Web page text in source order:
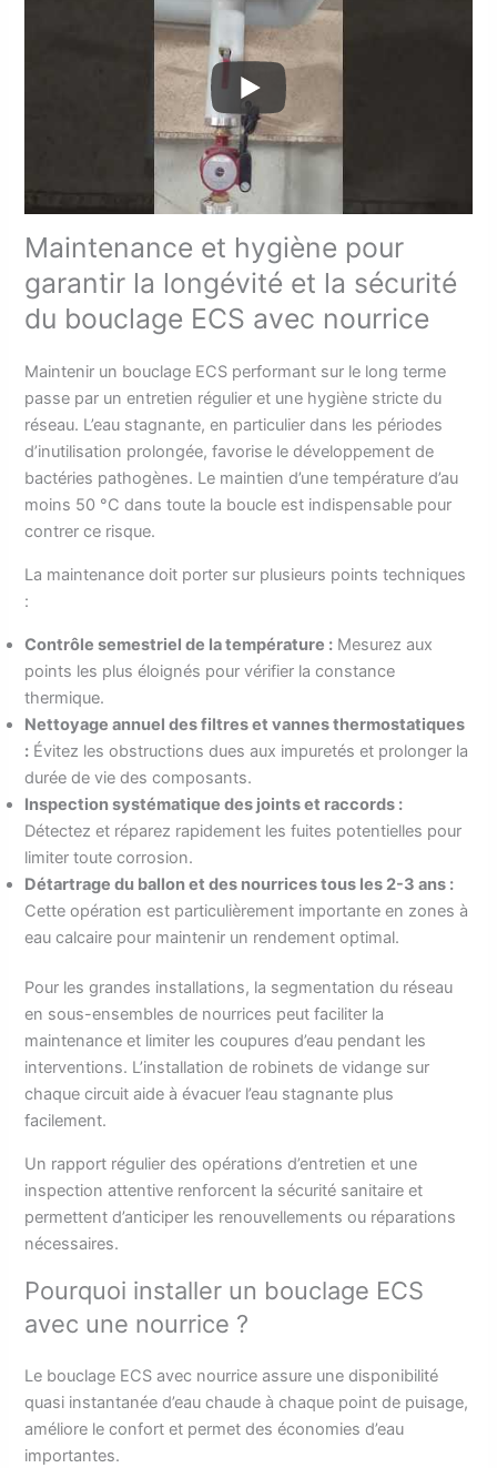
Maintenance et hygiène pour
garantir la longévité et la sécurité
du bouclage ECS avec nourrice
Maintenir un bouclage ECS performant sur le long terme
passe par un entretien régulier et une hygiène stricte du
réseau. L’eau stagnante, en particulier dans les périodes
d’inutilisation prolongée, favorise le développement de
bactéries pathogènes. Le maintien d’une température d’au
moins 50 °C dans toute la boucle est indispensable pour
contrer ce risque.
La maintenance doit porter sur plusieurs points techniques
:
Contrôle semestriel de la température : Mesurez aux
points les plus éloignés pour vérifier la constance
thermique.
Nettoyage annuel des filtres et vannes thermostatiques
: Évitez les obstructions dues aux impuretés et prolonger la
durée de vie des composants.
Inspection systématique des joints et raccords :
Détectez et réparez rapidement les fuites potentielles pour
limiter toute corrosion.
Détartrage du ballon et des nourrices tous les 2-3 ans :
Cette opération est particulièrement importante en zones à
eau calcaire pour maintenir un rendement optimal.
Pour les grandes installations, la segmentation du réseau
en sous-ensembles de nourrices peut faciliter la
maintenance et limiter les coupures d’eau pendant les
interventions. L’installation de robinets de vidange sur
chaque circuit aide à évacuer l’eau stagnante plus
facilement.
Un rapport régulier des opérations d’entretien et une
inspection attentive renforcent la sécurité sanitaire et
permettent d’anticiper les renouvellements ou réparations
nécessaires.
Pourquoi installer un bouclage ECS
avec une nourrice ?
Le bouclage ECS avec nourrice assure une disponibilité
quasi instantanée d’eau chaude à chaque point de puisage,
améliore le confort et permet des économies d’eau
importantes.